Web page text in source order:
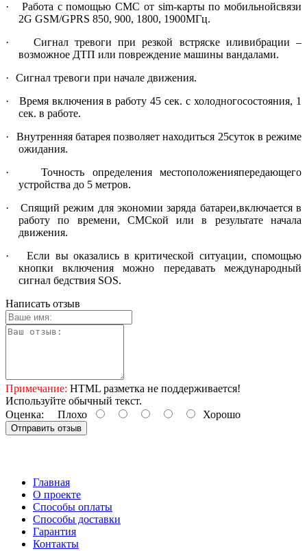
·
Работа с помощью СМС от sim-карты по мобильнойсвязи
2G GSМ/GPRS 850, 900, 1800, 1900МГц.
·
Сигнал тревоги при резкой встряске иливибрации –
возможное ДТП или повреждение машины вандалами.
·
Сигнал тревоги при начале движения.
·
Время включения в работу 45 сек. с холодногосостояния, 1
сек. в работе.
·
Внутренняя батарея позволяет находиться 25суток в режиме
ожидания.
·
Точность определения местоположенияпередающего
устройства до 5 метров.
·
Спящий режим для экономии заряда батареи,включается в
работу по времени, СМСкой или в результате начала
движения.
·
Если вы оказались в критической ситуации, спомощью
кнопки включения можно передавать международный
сигнал бедствия SOS.
Написать отзыв
Примечание: HTML разметка не поддерживается!
Используйте обычный текст.
Оценка: Плохо Хорошо
Отправить отзыв
Главная
О проекте
Способы оплаты
Способы доставки
Гарантия
Контакты